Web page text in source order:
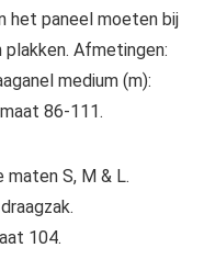
het paneel moeten bij
Afmetingen:
medium (m):
86-111.
maten S, M & L.
104.